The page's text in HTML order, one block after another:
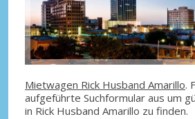
Mietwagen Rick Husband Amarillo.
aufgeführte Suchformular aus um
in Rick Husband Amarillo zu finden.